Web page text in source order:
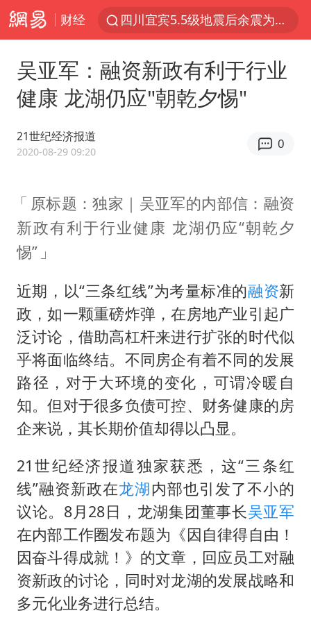
财经
四川宜宾5.5级地震后余震为何不断
上海轨交全网络地面高架区段限速运行
王艺迪无缘横滨赛决赛
武契奇会见泽连斯基有何意图
台铃电动车仅骑一年就断电趴窝
上海大部迎大暴雨
浙江海域将现5到8米巨浪到狂浪
伯克希尔净买入约200亿美元股票
上交绝杀清华 姚明笑出表情包
曝美下令调查弹药库存信息遭泄露事件
白海豚在海上打了个结
以军士兵把枪口对准中国记者
吴亚军：融资新政有利于行业
健康 龙湖仍应"朝乾夕惕"
21世纪经济报道
2020-08-29 09:20
0
原标题：独家｜吴亚军的内部信：融资
新政有利于行业健康 龙湖仍应“朝乾夕
惕”
近期，以“三条红线”为考量标准的融资新
政，如一颗重磅炸弹，在房地产业引起广
泛讨论，借助高杠杆来进行扩张的时代似
乎将面临终结。不同房企有着不同的发展
路径，对于大环境的变化，可谓冷暖自
知。但对于很多负债可控、财务健康的房
企来说，其长期价值却得以凸显。
21世纪经济报道独家获悉，这“三条红
线”融资新政在龙湖内部也引发了不小的
议论。8月28日，龙湖集团董事长吴亚军
在内部工作圈发布题为《因自律得自由！
因奋斗得成就！》的文章，回应员工对融
资新政的讨论，同时对龙湖的发展战略和
多元化业务进行总结。